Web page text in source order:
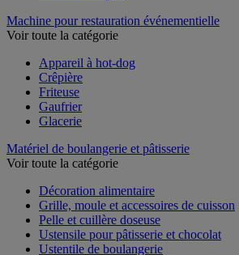
Machine pour restauration événementielle
Appareil à hot-dog
Crêpière
Friteuse
Gaufrier
Matériel de boulangerie et pâtisserie
Décoration alimentaire
Grille, moule et accessoires de cuisson
Pelle et cuillère doseuse
Ustensile pour pâtisserie et chocolat